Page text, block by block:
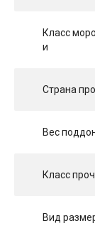
Класс
и
Страна
Вес
Класс
Вид